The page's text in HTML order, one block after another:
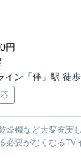
円
イン「伴」駅 徒
燥機など大変充実
必要がなくなるTV